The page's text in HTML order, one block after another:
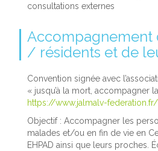
consultations externes
Accompagnement
/ résidents et de
Convention signée avec
« jusqu’à la mort, accompagner
https://www.jalmalv-federation.fr/
Objectif : Accompagner les
malades et/ou en fin de vie en
EHPAD ainsi que leurs proches.